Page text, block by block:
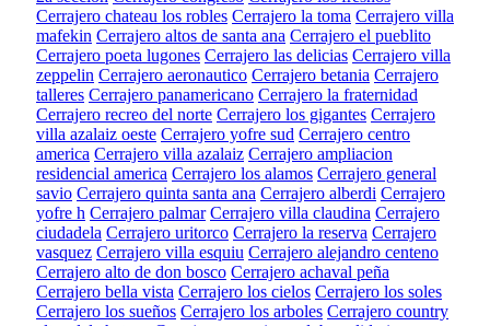
Cerrajero chateau los robles Cerrajero la toma Cerrajero villa
mafekin Cerrajero altos de santa ana Cerrajero el pueblito
Cerrajero poeta lugones Cerrajero las delicias Cerrajero villa
zeppelin Cerrajero aeronautico Cerrajero betania Cerrajero
talleres Cerrajero panamericano Cerrajero la fraternidad
Cerrajero recreo del norte Cerrajero los gigantes Cerrajero
villa azalaiz oeste Cerrajero yofre sud Cerrajero centro
america Cerrajero villa azalaiz Cerrajero ampliacion
residencial america Cerrajero los alamos Cerrajero general
savio Cerrajero quinta santa ana Cerrajero alberdi Cerrajero
yofre h Cerrajero palmar Cerrajero villa claudina Cerrajero
ciudadela Cerrajero uritorco Cerrajero la reserva Cerrajero
vasquez Cerrajero villa esquiu Cerrajero alejandro centeno
Cerrajero alto de don bosco Cerrajero achaval peña
Cerrajero bella vista Cerrajero los cielos Cerrajero los soles
Cerrajero los sueños Cerrajero los arboles Cerrajero country